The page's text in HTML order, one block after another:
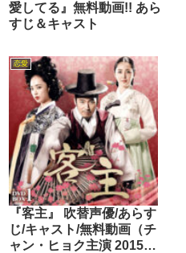
愛してる』無料動画!! あら
すじ＆キャスト
恋愛
『客主』 吹替声優/あらす
じ/キャスト/無料動画（チ
ャン・ヒョク主演 2015